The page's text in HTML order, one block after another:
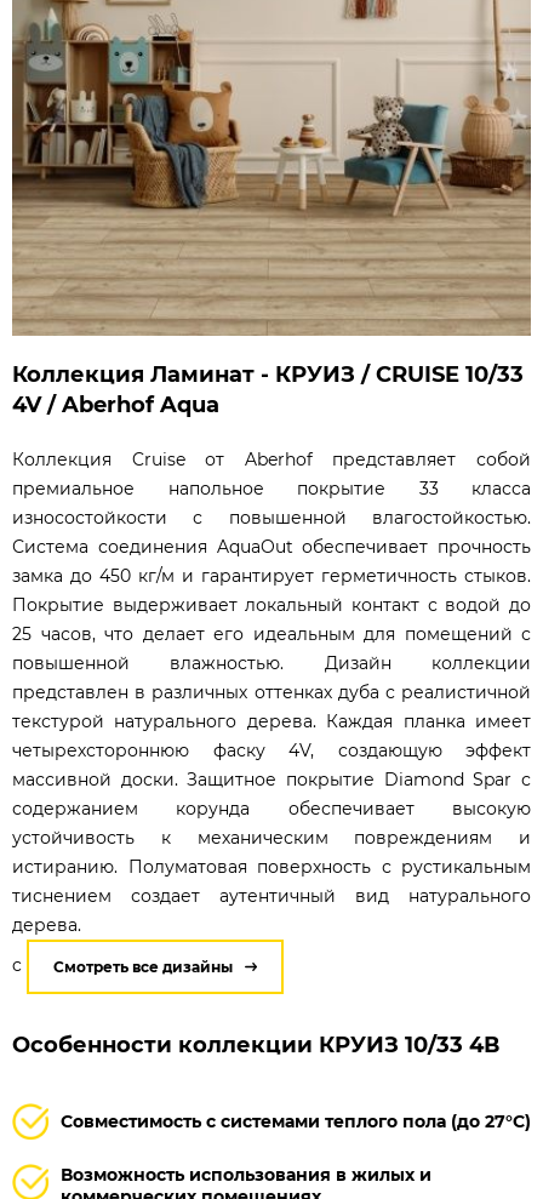
Коллекция Ламинат - КРУИЗ / CRUISE 10/33
4V / Aberhof Aqua
Коллекция Cruise от Aberhof представляет собой
премиальное напольное покрытие 33 класса
износостойкости с повышенной влагостойкостью.
Система соединения AquaOut обеспечивает прочность
замка до 450 кг/м и гарантирует герметичность стыков.
Покрытие выдерживает локальный контакт с водой до
25 часов, что делает его идеальным для помещений с
повышенной влажностью. Дизайн коллекции
представлен в различных оттенках дуба с реалистичной
текстурой натурального дерева. Каждая планка имеет
четырехстороннюю фаску 4V, создающую эффект
массивной доски. Защитное покрытие Diamond Spar с
содержанием корунда обеспечивает высокую
устойчивость к механическим повреждениям и
истиранию. Полуматовая поверхность с рустикальным
тиснением создает аутентичный вид натурального
дерева.
c
Смотреть все дизайны
Особенности коллекции КРУИЗ 10/33 4В
Совместимость с системами теплого пола (до 27°C)
Возможность использования в жилых и